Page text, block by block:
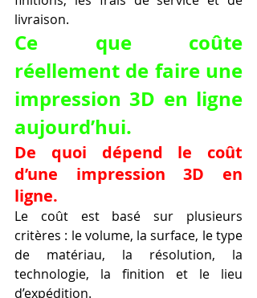
livraison.
Ce que coûte
réellement de faire une
impression 3D en ligne
aujourd’hui.
De quoi dépend le coût
d’une impression 3D en
ligne.
Le coût est basé sur plusieurs
critères : le volume, la surface, le type
de matériau, la résolution, la
technologie, la finition et le lieu
d’expédition.